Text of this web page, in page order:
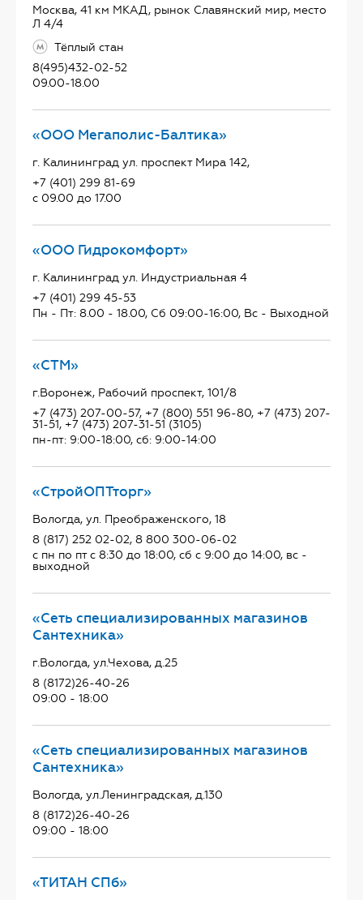
Москва, 41 км МКАД, рынок Славянский мир, место
Л 4/4
Тёплый стан
8(495)432-02-52
09.00-18.00
«ООО Мегаполис-Балтика»
г. Калининград ул. проспект Мира 142,
+7 (401) 299 81-69
с 09.00 до 17.00
«ООО Гидрокомфорт»
г. Калининград ул. Индустриальная 4
+7 (401) 299 45-53
Пн - Пт: 8.00 - 18.00, Сб 09:00-16:00, Вс - Выходной
«СТМ»
г.Воронеж, Рабочий проспект, 101/8
+7 (473) 207-00-57, +7 (800) 551 96-80, +7 (473) 207-
31-51, +7 (473) 207-31-51 (3105)
пн-пт: 9:00-18:00, сб: 9:00-14:00
«СтройОПТторг»
Вологда, ул. Преображенского, 18
8 (817) 252 02-02, 8 800 300-06-02
с пн по пт с 8:30 до 18:00, сб с 9:00 до 14:00, вс -
выходной
«Сеть специализированных магазинов
Сантехника»
г.Вологда, ул.Чехова, д.25
8 (8172)26-40-26
09:00 - 18:00
«Сеть специализированных магазинов
Сантехника»
Вологда, ул.Ленинградская, д.130
8 (8172)26-40-26
09:00 - 18:00
«ТИТАН СПб»